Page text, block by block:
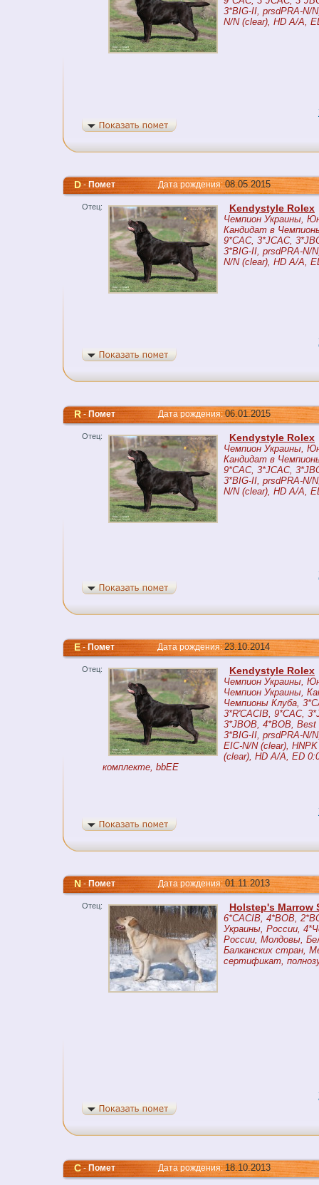
3*BIG-II, prsdPRA-N/
N/N (clear), HD A/A,
D-ПометДата рождения:08.05.2015
Отец: Kendystyle Rolex
Чемпион Украины,
Кандидат в
9*CAC, 3*JCAC,
3*BIG-II, prsdPRA-N/
N/N (clear), HD A/A,
R-ПометДата рождения:06.01.2015
Отец: Kendystyle Rolex
Чемпион Украины,
Кандидат в
9*CAC, 3*JCAC,
3*BIG-II, prsdPRA-N/
N/N (clear), HD A/A,
E-ПометДата рождения:23.10.2014
Отец: Kendystyle Rolex
Чемпион Украины,
Чемпион Украины,
Чемпионы Клуба,
3*R'CACIB, 9*CAC,
3*JBOB, 4*BOB, Best
3*BIG-II, prsdPRA-N/
EIC-N/N (clear),
(clear), HD A/A, ED
комплекте, bbEE
N-ПометДата рождения:01.11.2013
Отец: Holstep's Marrow
6*CACIB, 4*BOB,
Украины, России,
России, Молдовы,
Балканских стран,
сертификат,
C-ПометДата рождения:18.10.2013